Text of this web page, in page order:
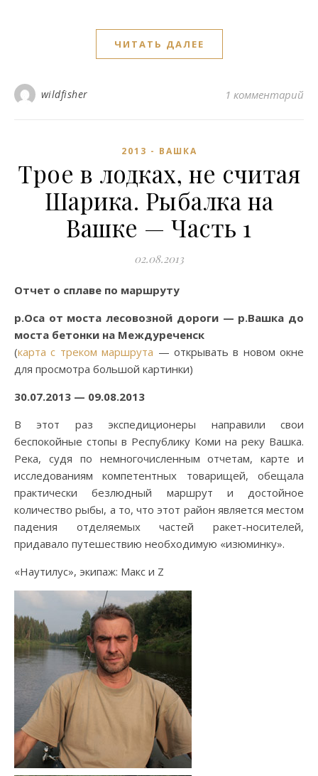
ЧИТАТЬ ДАЛЕЕ
wildfisher 1 комментарий
2013 - ВАШКА
Трое в лодках, не считая
Шарика. Рыбалка на
Вашке — Часть 1
02.08.2013
Отчет о сплаве по маршруту
р.Оса от моста лесовозной дороги — р.Вашка до
моста бетонки на Междуреченск
(карта с треком маршрута — открывать в новом окне
для просмотра большой картинки)
30.07.2013 — 09.08.2013
В этот раз экспедиционеры направили свои
беспокойные стопы в Республику Коми на реку Вашка.
Река, судя по немногочисленным отчетам, карте и
исследованиям компетентных товарищей, обещала
практически безлюдный маршрут и достойное
количество рыбы, а то, что этот район является местом
падения отделяемых частей ракет-носителей,
придавало путешествию необходимую «изюминку».
«Наутилус», экипаж: Макс и Z